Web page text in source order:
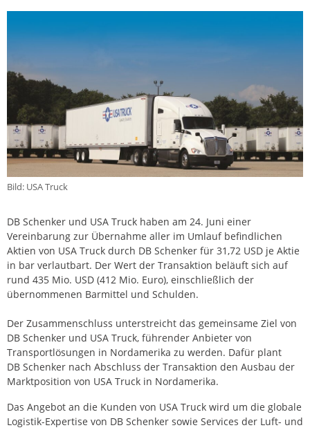
Bild: USA Truck
DB Schenker und USA Truck haben am 24. Juni einer
Vereinbarung zur Übernahme aller im Umlauf befindlichen
Aktien von USA Truck durch DB Schenker für 31,72 USD je Aktie
in bar verlautbart. Der Wert der Transaktion beläuft sich auf
rund 435 Mio. USD (412 Mio. Euro), einschließlich der
übernommenen Barmittel und Schulden.
Der Zusammenschluss unterstreicht das gemeinsame Ziel von
DB Schenker und USA Truck, führender Anbieter von
Transportlösungen in Nordamerika zu werden. Dafür plant
DB Schenker nach Abschluss der Transaktion den Ausbau der
Marktposition von USA Truck in Nordamerika.
Das Angebot an die Kunden von USA Truck wird um die globale
Logistik-Expertise von DB Schenker sowie Services der Luft- und